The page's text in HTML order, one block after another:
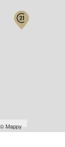
©Mappy
: Traditionnelle